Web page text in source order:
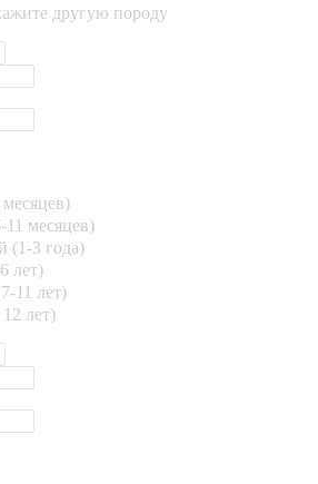
другую породу
месяцев)
(1-3 года)
лет)
11 лет)
лет)